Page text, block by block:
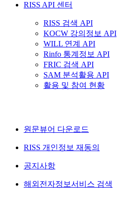
RISS API 센터
RISS 검색 API
KOCW 강의정보 API
WILL 연계 API
Rinfo 통계정보 API
FRIC 검색 API
SAM 분석활용 API
활용 및 참여 현황
원문뷰어 다운로드
RISS 개인정보 재동의
공지사항
해외전자정보서비스 검색